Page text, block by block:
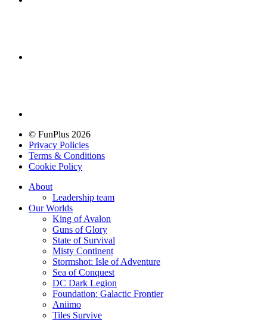
© FunPlus 2026
Privacy Policies
Terms & Conditions
Cookie Policy
About
Leadership team
Our Worlds
King of Avalon
Guns of Glory
State of Survival
Misty Continent
Stormshot: Isle of Adventure
Sea of Conquest
DC Dark Legion
Foundation: Galactic Frontier
Aniimo
Tiles Survive